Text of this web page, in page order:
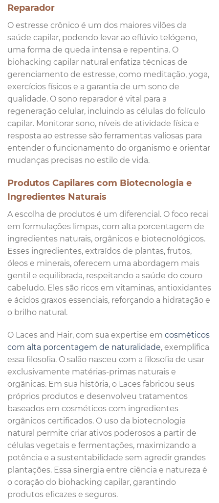
Reparador
O estresse crônico é um dos maiores vilões da
saúde capilar, podendo levar ao eflúvio telógeno,
uma forma de queda intensa e repentina. O
biohacking capilar natural enfatiza técnicas de
gerenciamento de estresse, como meditação, yoga,
exercícios físicos e a garantia de um sono de
qualidade. O sono reparador é vital para a
regeneração celular, incluindo as células do folículo
capilar. Monitorar sono, níveis de atividade física e
resposta ao estresse são ferramentas valiosas para
entender o funcionamento do organismo e orientar
mudanças precisas no estilo de vida.
Produtos Capilares com Biotecnologia e
Ingredientes Naturais
A escolha de produtos é um diferencial. O foco recai
em formulações limpas, com alta porcentagem de
ingredientes naturais, orgânicos e biotecnológicos.
Esses ingredientes, extraídos de plantas, frutos,
óleos e minerais, oferecem uma abordagem mais
gentil e equilibrada, respeitando a saúde do couro
cabeludo. Eles são ricos em vitaminas, antioxidantes
e ácidos graxos essenciais, reforçando a hidratação e
o brilho natural.
O Laces and Hair, com sua expertise em cosméticos
com alta porcentagem de naturalidade, exemplifica
essa filosofia. O salão nasceu com a filosofia de usar
exclusivamente matérias-primas naturais e
orgânicas. Em sua história, o Laces fabricou seus
próprios produtos e desenvolveu tratamentos
baseados em cosméticos com ingredientes
orgânicos certificados. O uso da biotecnologia
natural permite criar ativos poderosos a partir de
células vegetais e fermentações, maximizando a
potência e a sustentabilidade sem agredir grandes
plantações. Essa sinergia entre ciência e natureza é
o coração do biohacking capilar, garantindo
produtos eficazes e seguros.